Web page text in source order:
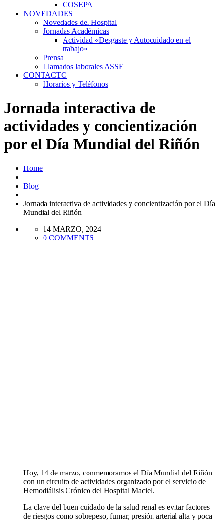
COSEPA
NOVEDADES
Novedades del Hospital
Jornadas Académicas
Actividad «Desgaste y Autocuidado en el
trabajo»
Prensa
Llamados laborales ASSE
CONTACTO
Horarios y Teléfonos
Jornada interactiva de
actividades y concientización
por el Día Mundial del Riñón
Home
Blog
Jornada interactiva de actividades y concientización por el Día
Mundial del Riñón
14 MARZO, 2024
0 COMMENTS
Hoy, 14 de marzo, conmemoramos el Día Mundial del Riñón
con un circuito de actividades organizado por el servicio de
Hemodiálisis Crónico del Hospital Maciel.
La clave del buen cuidado de la salud renal es evitar factores
de riesgos como sobrepeso, fumar, presión arterial alta y poca